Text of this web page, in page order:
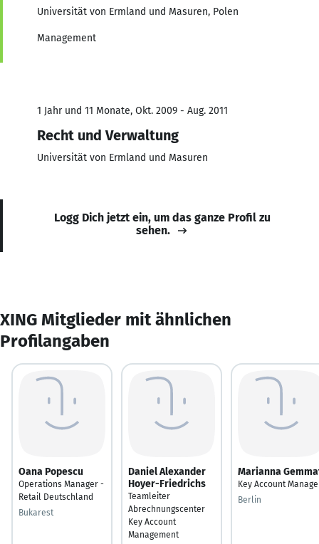
Universität von Ermland und Masuren, Polen
Management
1 Jahr und 11 Monate, Okt. 2009 - Aug. 2011
Recht und Verwaltung
Universität von Ermland und Masuren
Logg Dich jetzt ein, um das ganze Profil zu
sehen.
XING Mitglieder mit ähnlichen
Profilangaben
Oana Popescu
Operations Manager -
Retail Deutschland
Bukarest
Daniel Alexander
Hoyer-Friedrichs
Teamleiter
Abrechnungscenter
Key Account
Management
Marianna
Key Account
Berlin